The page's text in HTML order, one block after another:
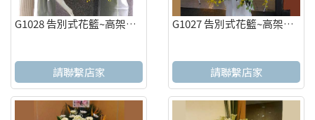
G1028 告別式花籃~高架花籃 追思高架花籃告別式花籃~高架花籃 追思高架花籃
請聯繫店家
G1027 告別式花籃~高架花籃 追思高架花籃
請聯繫店家